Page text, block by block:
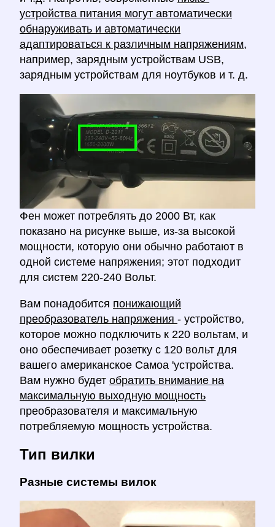
устройства питания могут автоматически
обнаруживать и автоматически
адаптироваться к различным напряжениям,
например, зарядным устройствам USB,
зарядным устройствам для ноутбуков и т. д.
Фен может потреблять до 2000 Вт, как
показано на рисунке выше, из-за высокой
мощности, которую они обычно работают в
одной системе напряжения; этот подходит
для систем 220-240 Вольт.
Вам понадобится понижающий
преобразователь напряжения - устройство,
которое можно подключить к 220 вольтам, и
оно обеспечивает розетку с 120 вольт для
вашего американское Самоа 'устройства.
Вам нужно будет обратить внимание на
максимальную выходную мощность
преобразователя и максимальную
потребляемую мощность устройства.
Тип вилки
Разные системы вилок